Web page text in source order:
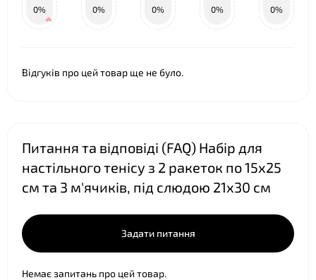
0% 0% 0% 0% 0%
Відгуків про цей товар ще не було.
Питання та відповіді (FAQ) Набір для
настільного тенісу з 2 ракеток по 15х25
см та 3 м'ячиків, під слюдою 21х30 см
Задати питання
Немає запитань про цей товар.